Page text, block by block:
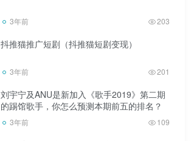
3年前 203
抖推猫推广短剧（抖推猫短剧变现）
3年前 201
刘宇宁及ANU是新加入《歌手2019》第二期
的踢馆歌手，你怎么预测本期前五的排名？
3年前 109